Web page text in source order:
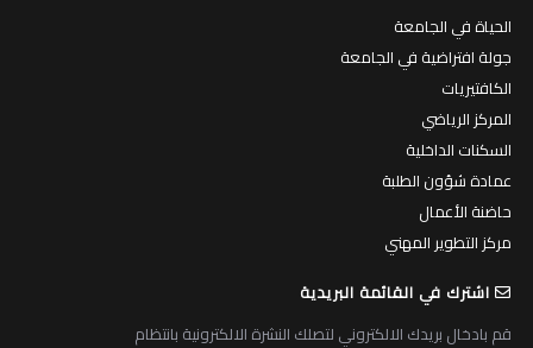
الحياة في الجامعة
جولة افتراضية في الجامعة
الكافتيريات
المركز الرياضي
السكنات الداخلية
عمادة شؤون الطلبة
حاضنة الأعمال
مركز التطوير المهني
اشترك في القائمة البريدية
قم بادخال بريدك الالكتروني لتصلك النشرة الالكترونية بانتظام